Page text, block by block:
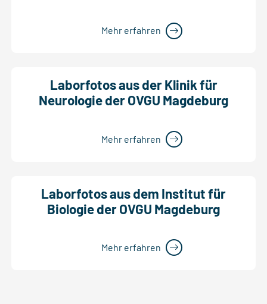
Mehr erfahren
Laborfotos aus der Klinik für
Neurologie der OVGU Magdeburg
Mehr erfahren
Laborfotos aus dem Institut für
Biologie der OVGU Magdeburg
Mehr erfahren